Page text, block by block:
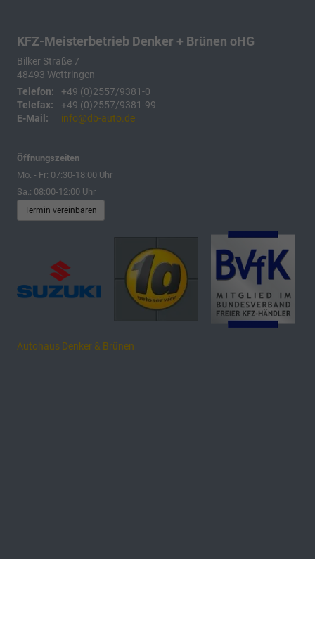
KFZ-Meisterbetrieb Denker + Brünen oHG
Bilker Straße 7
48493 Wettringen
Telefon:
+49 (0)2557/9381-0
Telefax:
+49 (0)2557/9381-99
E-Mail:
info@db-auto.de
Öffnungszeiten
Mo. - Fr: 07:30-18:00 Uhr
Sa.: 08:00-12:00 Uhr
Termin vereinbaren
Autohaus Denker & Brünen